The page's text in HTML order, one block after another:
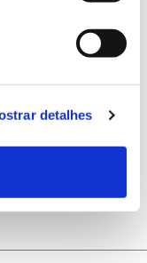
detalhes
voluntários